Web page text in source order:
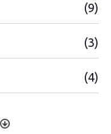
(9)
(3)
(4)